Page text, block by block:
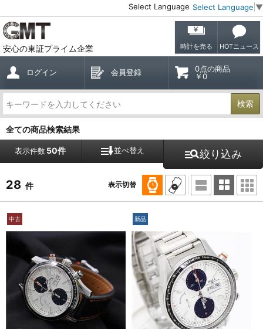
Select Language Select Language ▼
安心の東証プライム企業 時計を売る HOTニュース
ログイン 会員登録
0点の商品
￥0
検索
全ての商品検索結果
表示件数50件 並べ替え 絞り込み
28 件 表示切替
中古 新品